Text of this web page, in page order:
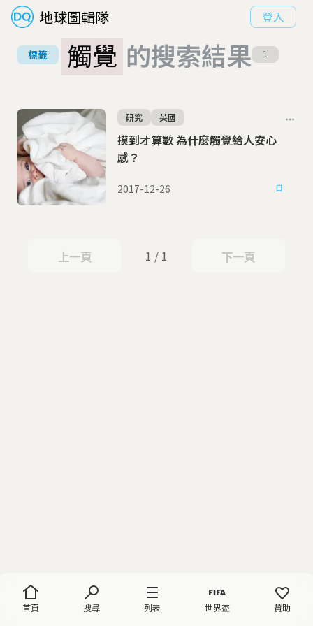
地球圖輯隊 登入
首頁 搜尋 列表 世界盃 贊助
標籤 觸覺 的搜索結果 1
摸到才算數 為什麼觸覺給人安心
感？
研究 英國
2017-12-26
上一頁
上一頁 1 / 1 下一頁
下一頁